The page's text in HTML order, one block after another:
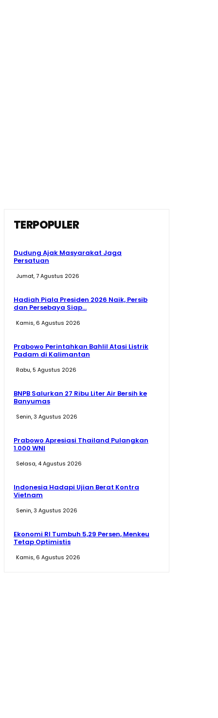
TERPOPULER
Dudung Ajak Masyarakat Jaga
Persatuan
Jumat, 7 Agustus 2026
Hadiah Piala Presiden 2026 Naik, Persib
dan Persebaya Siap...
Kamis, 6 Agustus 2026
Prabowo Perintahkan Bahlil Atasi Listrik
Padam di Kalimantan
Rabu, 5 Agustus 2026
BNPB Salurkan 27 Ribu Liter Air Bersih ke
Banyumas
Senin, 3 Agustus 2026
Prabowo Apresiasi Thailand Pulangkan
1.000 WNI
Selasa, 4 Agustus 2026
Indonesia Hadapi Ujian Berat Kontra
Vietnam
Senin, 3 Agustus 2026
Ekonomi RI Tumbuh 5,29 Persen, Menkeu
Tetap Optimistis
Kamis, 6 Agustus 2026